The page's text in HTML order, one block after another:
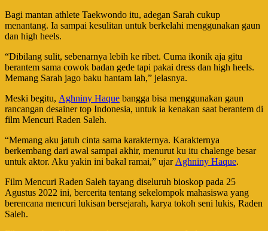
Bagi mantan athlete Taekwondo itu, adegan Sarah cukup
menantang. Ia sampai kesulitan untuk berkelahi menggunakan gaun
dan high heels.
“Dibilang sulit, sebenarnya lebih ke ribet. Cuma ikonik aja gitu
berantem sama cowok badan gede tapi pakai dress dan high heels.
Memang Sarah jago baku hantam lah,” jelasnya.
Meski begitu, Aghniny Haque bangga bisa menggunakan gaun
rancangan desainer top Indonesia, untuk ia kenakan saat berantem di
film Mencuri Raden Saleh.
“Memang aku jatuh cinta sama karakternya. Karakternya
berkembang dari awal sampai akhir, menurut ku itu chalenge besar
untuk aktor. Aku yakin ini bakal ramai,” ujar Aghniny Haque.
Film Mencuri Raden Saleh tayang diseluruh bioskop pada 25
Agustus 2022 ini, bercerita tentang sekelompok mahasiswa yang
berencana mencuri lukisan bersejarah, karya tokoh seni lukis, Raden
Saleh.